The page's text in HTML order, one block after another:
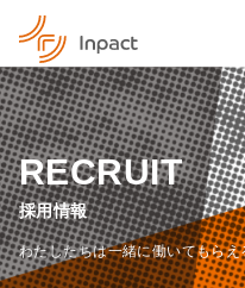
RECRUIT
採用情報
わたしたちは一緒に働いてもら